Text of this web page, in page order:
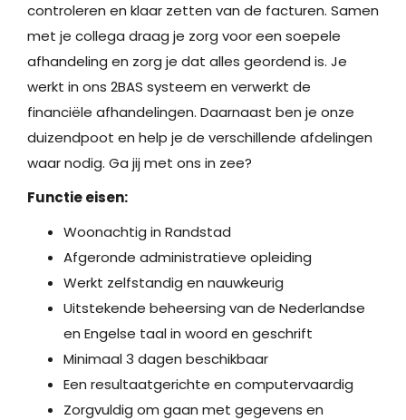
controleren en klaar zetten van de facturen. Samen
met je collega draag je zorg voor een soepele
afhandeling en zorg je dat alles geordend is. Je
werkt in ons 2BAS systeem en verwerkt de
financiële afhandelingen. Daarnaast ben je onze
duizendpoot en help je de verschillende afdelingen
waar nodig. Ga jij met ons in zee?
Functie eisen:
Woonachtig in Randstad
Afgeronde administratieve opleiding
Werkt zelfstandig en nauwkeurig
Uitstekende beheersing van de Nederlandse
en Engelse taal in woord en geschrift
Minimaal 3 dagen beschikbaar
Een resultaatgerichte en computervaardig
Zorgvuldig om gaan met gegevens en